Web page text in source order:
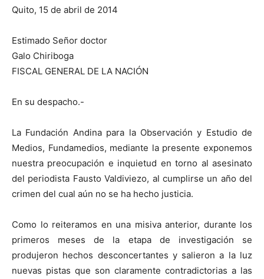
Quito, 15 de abril de 2014
Estimado Señor doctor
Galo Chiriboga
FISCAL GENERAL DE LA NACIÓN
En su despacho.-
La Fundación Andina para la Observación y Estudio de
Medios, Fundamedios, mediante la presente exponemos
nuestra preocupación e inquietud en torno al asesinato
del periodista Fausto Valdiviezo, al cumplirse un año del
crimen del cual aún no se ha hecho justicia.
Como lo reiteramos en una misiva anterior, durante los
primeros meses de la etapa de investigación se
produjeron hechos desconcertantes y salieron a la luz
nuevas pistas que son claramente contradictorias a las